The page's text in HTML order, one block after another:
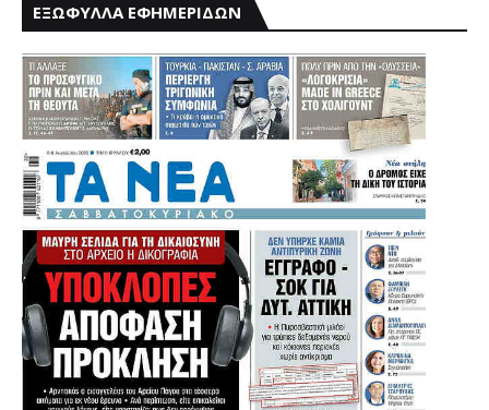
ΕΞΩΦΥΛΛΑ ΕΦΗΜΕΡΙΔΩΝ